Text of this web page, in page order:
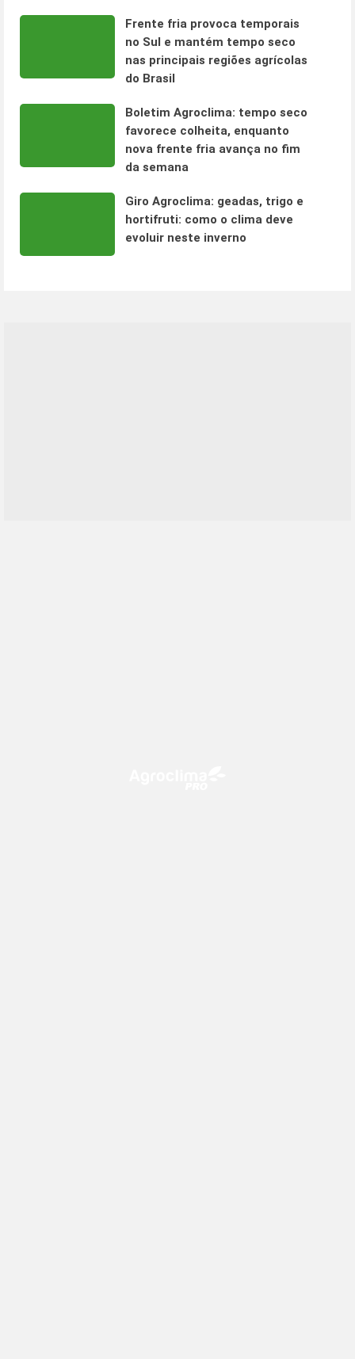
Frente fria provoca temporais
no Sul e mantém tempo seco
nas principais regiões agrícolas
do Brasil
Boletim Agroclima: tempo seco
favorece colheita, enquanto
nova frente fria avança no fim
da semana
Giro Agroclima: geadas, trigo e
hortifruti: como o clima deve
evoluir neste inverno